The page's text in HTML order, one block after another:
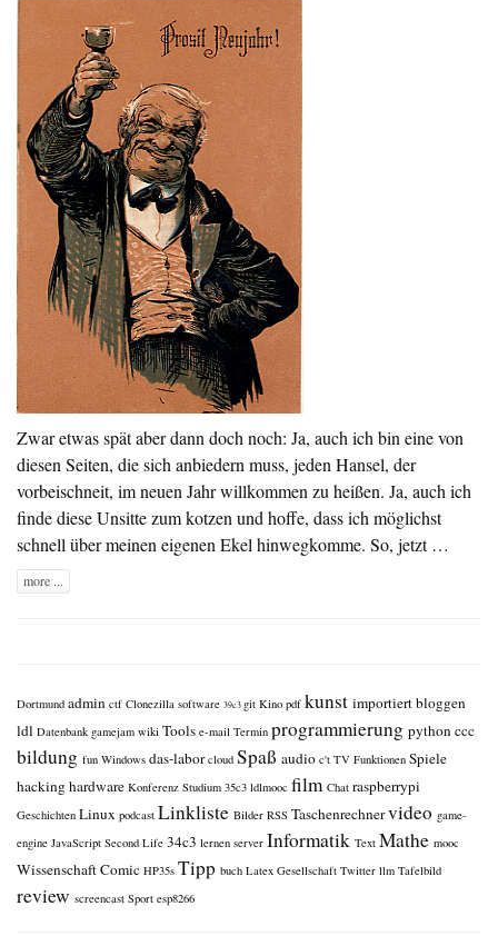
Zwar etwas spät aber dann doch noch: Ja, auch ich bin eine von
diesen Seiten, die sich anbiedern muss, jeden Hansel, der
vorbeischneit, im neuen Jahr willkommen zu heißen. Ja, auch ich
finde diese Unsitte zum kotzen und hoffe, dass ich möglichst
schnell über meinen eigenen Ekel hinwegkomme. So, jetzt …
more ...
Dortmund admin ctf Clonezilla software 39c3 git Kino pdf kunst importiert bloggen
ldl Datenbank gamejam wiki Tools e-mail Termin programmierung python ccc
bildung fun Windows das-laborcloud Spaß audio c't TV Funktionen Spiele
hacking hardware Konferenz Studium 35c3 ldlmooc film Chat raspberrypi
Geschichten Linux podcast Linkliste Bilder RSS Taschenrechnervideo game-
engine JavaScript Second Life 34c3 lernen server Informatik Text Mathe mooc
Wissenschaft Comic HP35s Tipp buch Latex Gesellschaft Twitter llm Tafelbild
review screencast Sport esp8266